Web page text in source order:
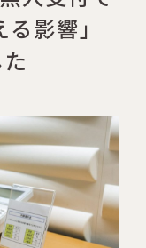
影響」